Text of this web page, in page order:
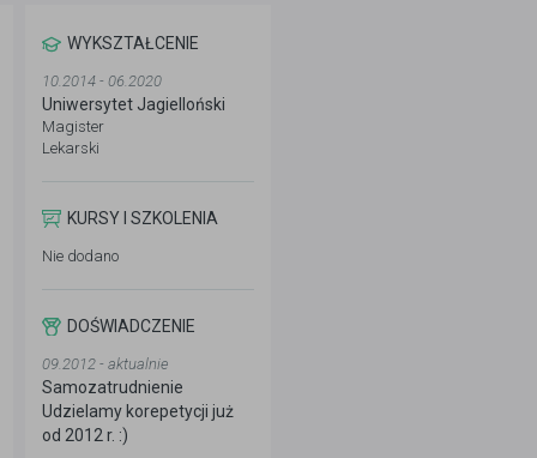
WYKSZTAŁCENIE
10.2014 - 06.2020
Uniwersytet Jagielloński
Magister
Lekarski
KURSY I SZKOLENIA
Nie dodano
DOŚWIADCZENIE
09.2012 - aktualnie
Samozatrudnienie
Udzielamy korepetycji już
od 2012 r. :)